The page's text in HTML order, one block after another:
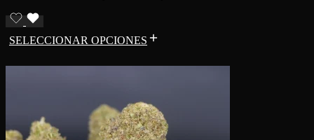
SELECCIONAR OPCIONES